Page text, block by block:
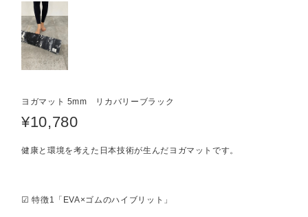
ヨガマット 5mm リカバリーブラック
¥10,780
健康と環境を考えた日本技術が生んだヨガマットです。
☑︎ 特徴1「EVA×ゴムのハイブリット」